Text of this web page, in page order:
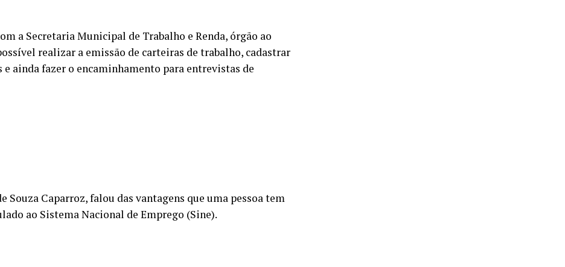
a Secretaria Municipal de Trabalho e Renda, órgão ao
realizar a emissão de carteiras de trabalho, cadastrar
ainda fazer o encaminhamento para entrevistas de
Souza Caparroz, falou das vantagens que uma pessoa tem
ao Sistema Nacional de Emprego (Sine).